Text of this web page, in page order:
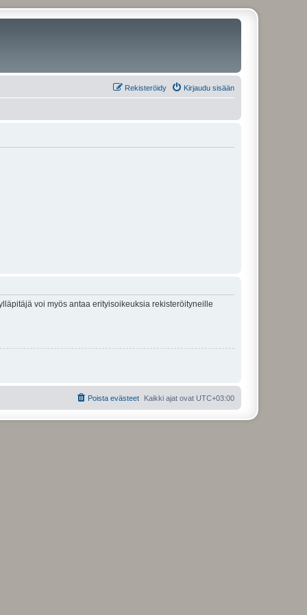
Kirjaudu sisään
Rekisteröidy
voi myös antaa erityisoikeuksia rekisteröityneille
Kaikki ajat ovat UTC+03:00
Poista evästeet